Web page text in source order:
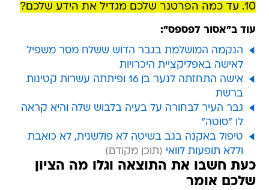
10. עד כמה הפרטנר שלכם מגדיל את הידע שלכם?
עוד ב"אסור לפספס":
הנקמה המושלמת בגבר הדוש ששלח מסר משפיל
לאישה באפליקציית היכרויות
אישה התחזתה לנער בן 16 ופיתתה עשרות קטינות
ברשת
גבר העיר לבחורה על בעיה בלבוש שלה והיא קראה
לו "סוטה"
טיפול באקנה בגב בשיטה לא פולשנית, לא כואבת
וללא תופעות לוואי
כעת חשבו את התוצאה וגלו מה הציון
שלכם אומר